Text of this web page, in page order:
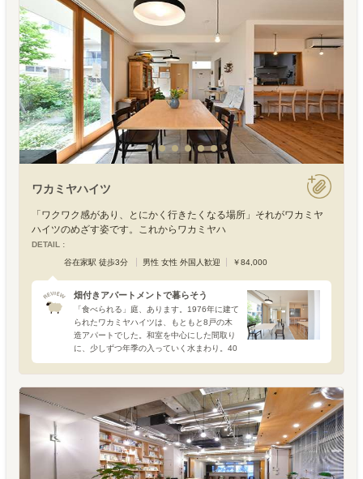
ワカミヤハイツ
「ワクワク感があり、とにかく行きたくなる場所」それがワカミヤ
ハイツのめざす姿です。これからワカミヤハ
DETAIL :
谷在家駅 徒歩3分
男性 女性 外国人歓迎 ￥84,000
畑付きアパートメントで暮らそう
「食べられる」庭、あります。1976年に建て
られたワカミヤハイツは、もともと8戸の木
造アパートでした。和室を中心にした間取り
に、少しずつ年季の入っていく水まわり。40
んでいく道を模索する時期が来ていたことは
確かだったよう